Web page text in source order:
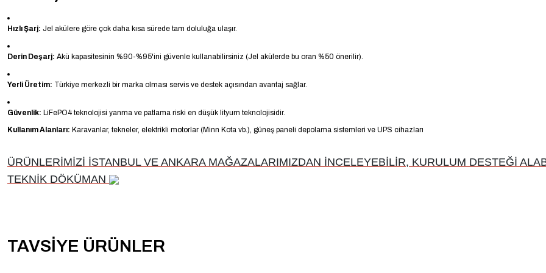
Hızlı Şarj: Jel akülere göre çok daha kısa sürede tam doluluğa ulaşır.
Derin Deşarj: Akü kapasitesinin %90-%95'ini güvenle kullanabilirsiniz (Jel akülerde bu oran %50 önerilir).
Yerli Üretim: Türkiye merkezli bir marka olması servis ve destek açısından avantaj sağlar.
Güvenlik: LiFePO4 teknolojisi yanma ve patlama riski en düşük lityum teknolojisidir.
Kullanım Alanları: Karavanlar, tekneler, elektrikli motorlar (Minn Kota vb.), güneş paneli depolama sistemleri ve UPS cihazları
ÜRÜNLERİMİZİ İSTANBUL VE ANKARA MAĞAZALARIMIZDAN İNCELEYEBİLİR, KURULUM DESTEĞİ
TEKNİK DÖKÜMAN
TAVSİYE ÜRÜNLER